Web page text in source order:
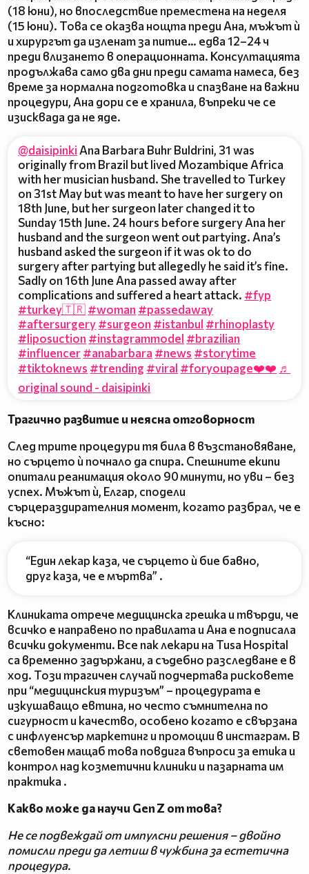
(18 юни), но впоследствие преместена на неделя
(15 юни). Това се оказва нощта преди Aнa, мъжът ѝ
и хирургът да изленат за питие… едва 12–24 ч
преди влизането в операционната. Консултацията
продължава само два дни преди самата намеса, без
време за нормална подготовка и спазване на важни
процедури, Aнa дори се е хранила, въпреки че се
изисквада да не яде.
@daisipinki Ana Barbara Buhr Buldrini, 31 was
originally from Brazil but lived Mozambique Africa
with her musician husband. She travelled to Turkey
on 31st May but was meant to have her surgery on
18th June, but her surgeon later changed it to
Sunday 15th June. 24 hours before surgery Ana her
husband and the surgeon went out partying. Ana’s
husband asked the surgeon if it was ok to do
surgery after partying but allegedly he said it’s fine.
Sadly on 16th June Ana passed away after
complications and suffered a heart attack. #fyp
#turkey🇹🇷#woman #passedaway
#aftersurgery#surgeon #istanbul #rhinoplasty
#liposuction #instagrammodel #brazilian
#influencer#anabarbara #news #storytime
#tiktoknews #trending #viral #foryoupage❤️❤️ ♬
original sound - daisipinki
Трагично развитие и неясна отговорност
След трите процедури тя била в възстановяване,
но сърцето ѝ почнало да спира. Спешните екипи
опитали реанимация около 90 минути, но уви – без
успех. Мъжът ѝ, Елгар, сподели
сърцераздирателния момент, когато разбрал, че е
късно:
“Един лекар каза, че сърцето ѝ бие бавно,
друг каза, че е мъртва” .
Клиниката отрече медицинска грешка и твърди, че
всичко е направено по правилата и Анa е подписала
всички документи. Все пак лекари на Tusa Hospital
са временно задържани, а съдебно разследване е в
ход. Този трагичен случай подчертава рисковете
при “медицинския туризъм” – процедурата е
изкушаващо евтина, но често съмнителна по
сигурност и качество, особено когато е свързана
с инфлуенсър маркетинг и промоции в инстаграм. В
световен мащаб това повдига въпроси за етика и
контрол над козметични клиники и пазарната им
практика .
Какво може да научи Gen Z от това?
Не се подвеждай от импулсни решения – двойно
помисли преди да летиш в чужбина за естетична
процедура.